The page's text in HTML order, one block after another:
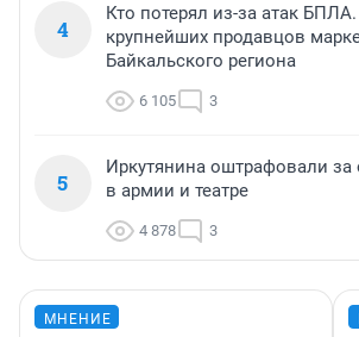
4
Кто потерял из-за атак
крупнейших продавцов
Байкальского региона
6 105 3
5
Иркутянина оштрафовали за
в армии и театре
4 878 3
МНЕНИЕ